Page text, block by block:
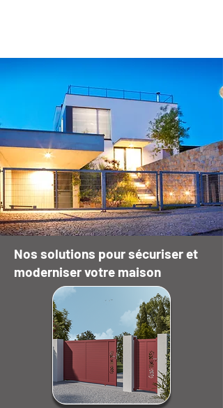
Nos solutions pour sécuriser et
moderniser votre maison